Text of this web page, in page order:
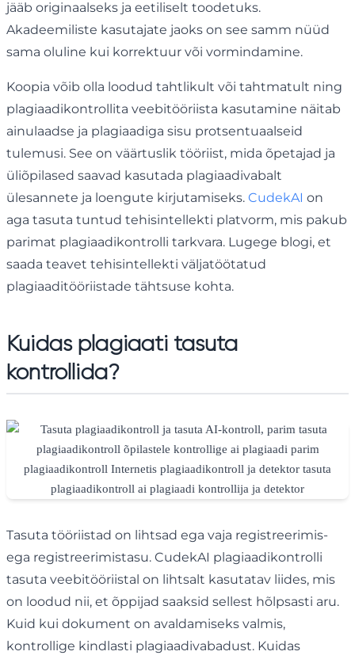
jääb originaalseks ja eetiliselt toodetuks.
Akadeemiliste kasutajate jaoks on see samm nüüd
sama oluline kui korrektuur või vormindamine.
Koopia võib olla loodud tahtlikult või tahtmatult ning
plagiaadikontrollita veebitööriista kasutamine näitab
ainulaadse ja plagiaadiga sisu protsentuaalseid
tulemusi. See on väärtuslik tööriist, mida õpetajad ja
üliõpilased saavad kasutada plagiaadivabalt
ülesannete ja loengute kirjutamiseks. CudekAI on
aga tasuta tuntud tehisintellekti platvorm, mis pakub
parimat plagiaadikontrolli tarkvara. Lugege blogi, et
saada teavet tehisintellekti väljatöötatud
plagiaaditööriistade tähtsuse kohta.
Kuidas plagiaati tasuta
kontrollida?
Tasuta tööriistad on lihtsad ega vaja registreerimis-
ega registreerimistasu. CudekAI plagiaadikontrolli
tasuta veebitööriistal on lihtsalt kasutatav liides, mis
on loodud nii, et õppijad saaksid sellest hõlpsasti aru.
Kuid kui dokument on avaldamiseks valmis,
kontrollige kindlasti plagiaadivabadust. Kuidas